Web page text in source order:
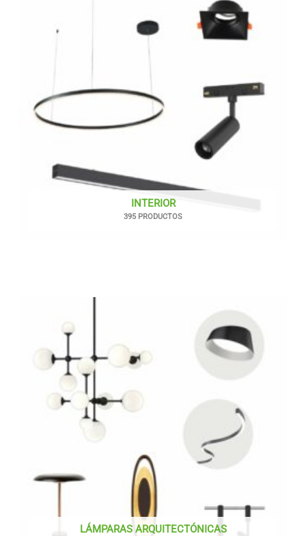
INTERIOR
395 PRODUCTOS
LÁMPARAS ARQUITECTÓNICAS